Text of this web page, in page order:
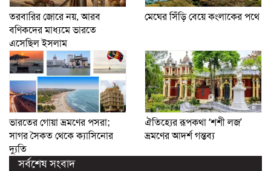
তরবারির জোরে নয়, আরব
বণিকদের মাধ্যমে ভারতে
এসেছিল ইসলাম
মেঘের সিঁড়ি বেয়ে কংলাকের পথে
ভারতের গোয়া ভ্রমণের পসরা;
সাগর সৈকত থেকে ক্যাসিনোর
দ্যুতি
ঐতিহ্যের রূপকথা ‘শশী লজ’
ভ্রমণের আদর্শ গন্তব্য
সর্বশেষ সংবাদ